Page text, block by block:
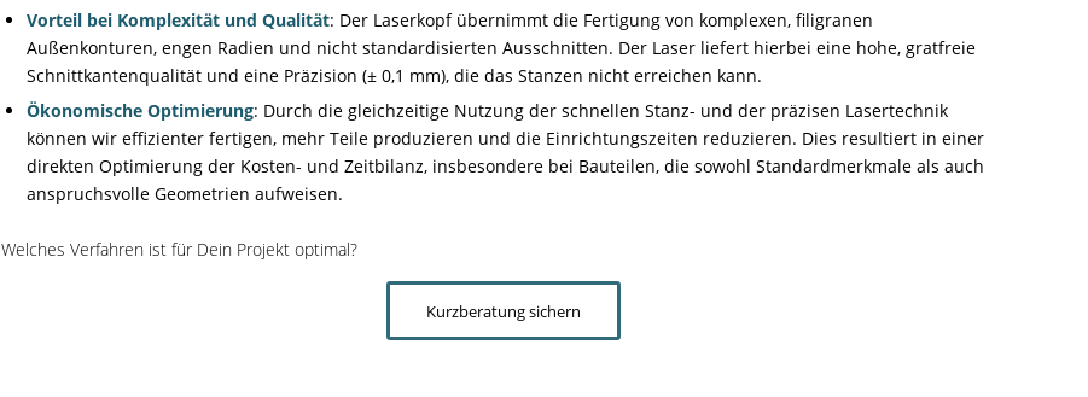
Vorteil bei Komplexität und Qualität: Der Laserkopf übernimmt die Fertigung von komplexen, filigranen
Außenkonturen, engen Radien und nicht standardisierten Ausschnitten. Der Laser liefert hierbei eine hohe, gratfreie
Schnittkantenqualität und eine Präzision (± 0,1 mm), die das Stanzen nicht erreichen kann.
Ökonomische Optimierung: Durch die gleichzeitige Nutzung der schnellen Stanz- und der präzisen Lasertechnik
können wir effizienter fertigen, mehr Teile produzieren und die Einrichtungszeiten reduzieren. Dies resultiert in einer
direkten Optimierung der Kosten- und Zeitbilanz, insbesondere bei Bauteilen, die sowohl Standardmerkmale als auch
anspruchsvolle Geometrien aufweisen.
Welches Verfahren ist für Dein Projekt optimal?
Kurzberatung sichern